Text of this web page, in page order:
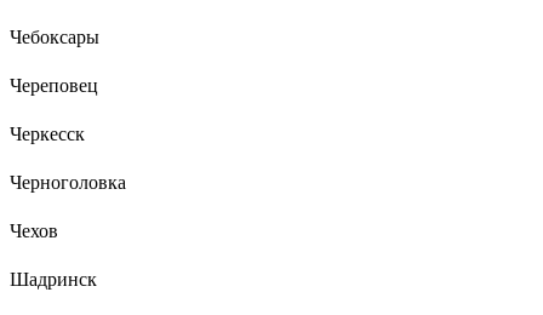
Чебоксары
Череповец
Черкесск
Черноголовка
Чехов
Шадринск